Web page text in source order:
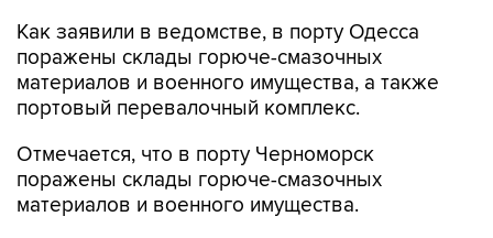
Как заявили в ведомстве, в порту Одесса
поражены склады горюче-смазочных
материалов и военного имущества, а также
портовый перевалочный комплекс.
Отмечается, что в порту Черноморск
поражены склады горюче-смазочных
материалов и военного имущества.